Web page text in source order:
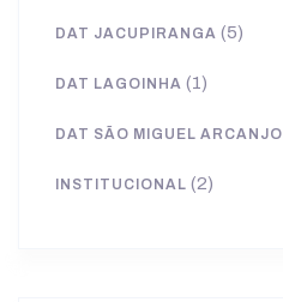
DAT JACUPIRANGA (5)
DAT LAGOINHA (1)
DAT SÃO MIGUEL ARCANJO
INSTITUCIONAL (2)